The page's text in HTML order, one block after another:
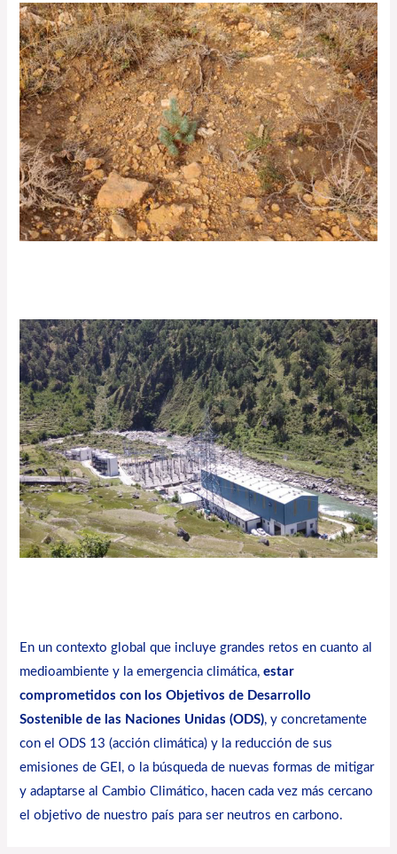
En un contexto global que incluye grandes retos en cuanto al
medioambiente y la emergencia climática, estar
comprometidos con los Objetivos de Desarrollo
Sostenible de las Naciones Unidas (ODS), y concretamente
con el ODS 13 (acción climática) y la reducción de sus
emisiones de GEI, o la búsqueda de nuevas formas de mitigar
y adaptarse al Cambio Climático, hacen cada vez más cercano
el objetivo de nuestro país para ser neutros en carbono.